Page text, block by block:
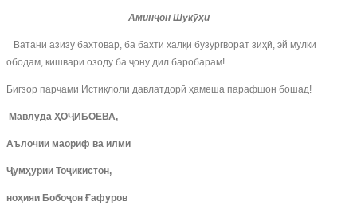
Аминҷон Шукӯҳӣ
Ватани азизу бахтовар, ба бахти халқи бузургворат зиҳӣ, эй мулки
ободам, кишвари озоду ба ҷону дил баробарам!
Бигзор парчами Истиқлоли давлатдорӣ ҳамеша парафшон бошад!
Мавлуда ҲОҶИБОЕВА,
Аълочии маориф ва илми
Ҷумҳурии Тоҷикистон,
ноҳияи Бобоҷон Ғафуров